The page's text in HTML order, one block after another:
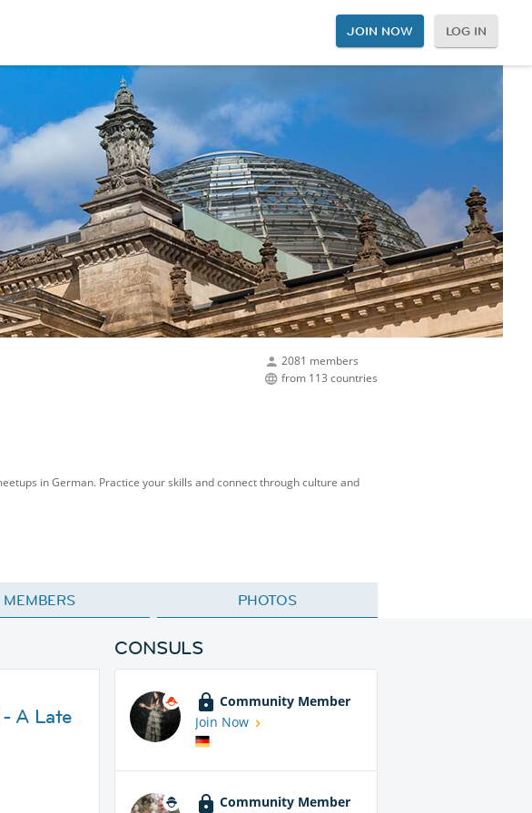
JOIN NOW LOG IN
2081 members
from 113 countries
in German. Practice your skills and connect through culture and
MEMBERS PHOTOS
- A Late
CONSULS
Community Member
Join Now
Community Member